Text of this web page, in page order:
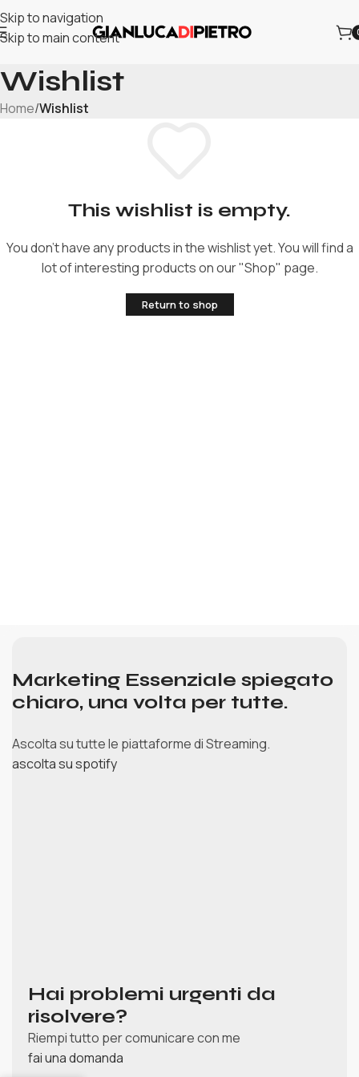
Skip to navigation
Skip to main content
Wishlist
Home/Wishlist
This wishlist is empty.
You don't have any products in the wishlist yet. You will find a
lot of interesting products on our "Shop" page.
Return to shop
Marketing Essenziale spiegato
chiaro, una volta per tutte.
Ascolta su tutte le piattaforme di Streaming.
ascolta su spotify
Hai problemi urgenti da
risolvere?
Riempi tutto per comunicare con me
fai una domanda